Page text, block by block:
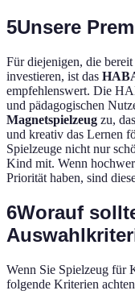
5Unsere
Für diejenigen, die
investieren, ist das
empfehlenswert. Die
und pädagogischen
Magnetspielzeug zu,
und kreativ das Lernen
Spielzeuge nicht nur
Kind mit. Wenn
Priorität haben, sind
6Worauf
Wenn Sie Spielzeug für
folgende Kriterien